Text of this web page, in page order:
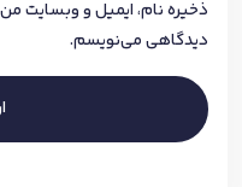
ذخیره نام، ایمیل و وبسایت من
دیدگاهی می‌نویسم.